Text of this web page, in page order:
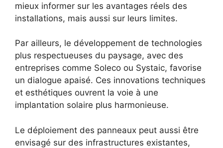
mieux informer sur les avantages réels des
installations, mais aussi sur leurs limites.
Par ailleurs, le développement de technologies
plus respectueuses du paysage, avec des
entreprises comme Soleco ou Systaic, favorise
un dialogue apaisé. Ces innovations techniques
et esthétiques ouvrent la voie à une
implantation solaire plus harmonieuse.
Le déploiement des panneaux peut aussi être
envisagé sur des infrastructures existantes,